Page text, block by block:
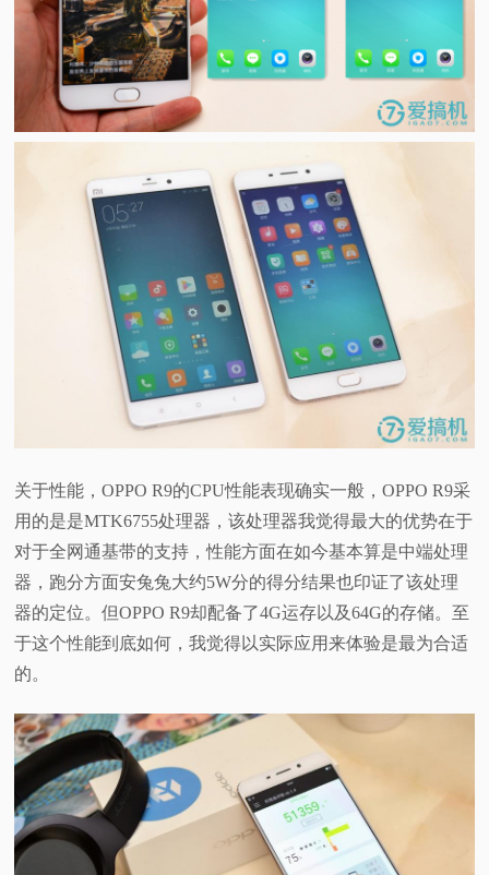
关于性能，OPPO R9的CPU性能表现确实一般，OPPO R9采
用的是是MTK6755处理器，该处理器我觉得最大的优势在于
对于全网通基带的支持，性能方面在如今基本算是中端处理
器，跑分方面安兔兔大约5W分的得分结果也印证了该处理
器的定位。但OPPO R9却配备了4G运存以及64G的存储。至
于这个性能到底如何，我觉得以实际应用来体验是最为合适
的。